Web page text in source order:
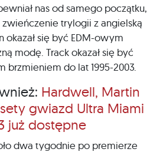
nas od samego początku,
trylogii z angielską
okazał się być EDM-owym
modę. Track okazał się być
brzmieniem do lat 1995-2003.
Hardwell, Martin
gwiazd Ultra Miami
już dostępne
dwa tygodnie po premierze